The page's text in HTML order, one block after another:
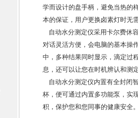
学而设计的盘手柄，避免当热的
本的保证，用户更换卤素灯时无
自动水分测定仪采用卡尔费休
对话灵活方便，会电脑的基本操
中，多种结果同时显示，滴定过
息，还可以让您在时机辨认和测
自动水分测定仪内置有全封闭
杯，便可通过内置多功能泵，实
积，保护您和您同事的健康安全